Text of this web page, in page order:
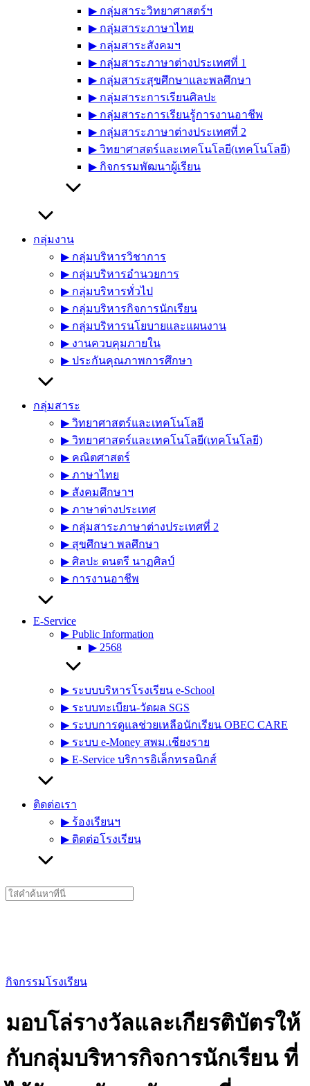
▶︎ กลุ่มสาระวิทยาศาสตร์ฯ
▶︎ กลุ่มสาระภาษาไทย
▶︎ กลุ่มสาระสังคมฯ
▶︎ กลุ่มสาระภาษาต่างประเทศที่ 1
▶︎ กลุ่มสาระสุขศึกษาและพลศึกษา
▶︎ กลุ่มสาระการเรียนศิลปะ
▶︎ กลุ่มสาระการเรียนรู้การงานอาชีพ
▶︎ กลุ่มสาระภาษาต่างประเทศที่ 2
▶︎ วิทยาศาสตร์และเทคโนโลยี(เทคโนโลยี)
▶︎ กิจกรรมพัฒนาผู้เรียน
กลุ่มงาน
▶︎ กลุ่มบริหารวิชาการ
▶︎ กลุ่มบริหารอำนวยการ
▶︎ กลุ่มบริหารทั่วไป
▶︎ กลุ่มบริหารกิจการนักเรียน
▶︎ กลุ่มบริหารนโยบายและแผนงาน
▶︎ งานควบคุมภายใน
▶︎ ประกันคุณภาพการศึกษา
กลุ่มสาระ
▶︎ วิทยาศาสตร์และเทคโนโลยี
▶︎ วิทยาศาสตร์และเทคโนโลยี(เทคโนโลยี)
▶︎ คณิตศาสตร์
▶︎ ภาษาไทย
▶︎ สังคมศึกษาฯ
▶︎ ภาษาต่างประเทศ
▶︎ กลุ่มสาระภาษาต่างประเทศที่ 2
▶︎ สุขศึกษา พลศึกษา
▶︎ ศิลปะ ดนตรี นาฏศิลป์
▶︎ การงานอาชีพ
E-Service
▶︎ Public Information
▶︎ 2568
▶︎ ระบบบริหารโรงเรียน e-School
▶︎ ระบบทะเบียน-วัดผล SGS
▶︎ ระบบการดูแลช่วยเหลือนักเรียน OBEC CARE
▶︎ ระบบ e-Money สพม.เชียงราย
▶︎ E-Service บริการอิเล็กทรอนิกส์
ติดต่อเรา
▶︎ ร้องเรียนฯ
▶︎ ติดต่อโรงเรียน
Search
for:
กิจกรรมโรงเรียน
มอบโล่รางวัลและเกียรติบัตรให้
กับกลุ่มบริหารกิจการนักเรียน ที่